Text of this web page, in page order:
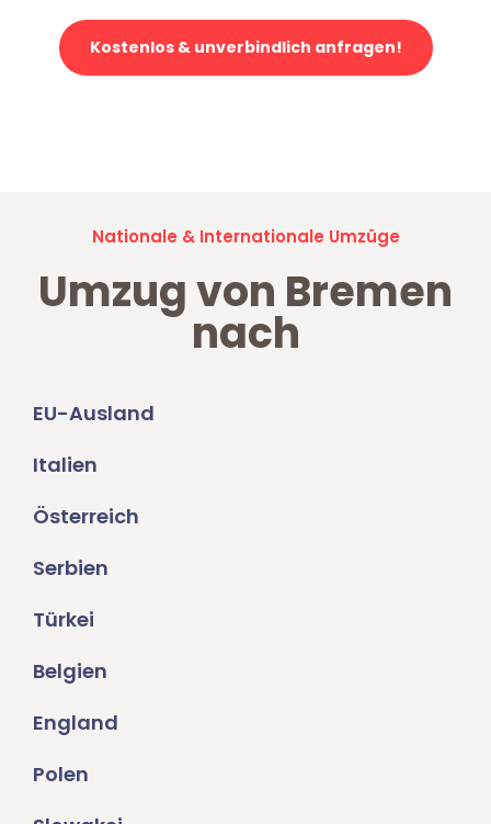
Kostenlos & unverbindlich anfragen!
Nationale & Internationale Umzüge
Umzug von Bremen
nach
EU-Ausland
Italien
Österreich
Serbien
Türkei
Belgien
England
Polen